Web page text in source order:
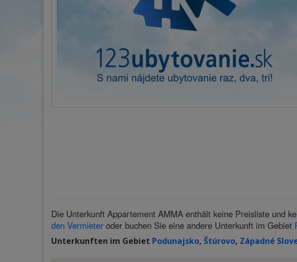
Die Unterkunft Appartement AMMA enthält keine Preisliste und
den Vermieter oder buchen Sie eine andere Unterkunft im Gebiet
Unterkunften im Gebiet Podunajsko, Štúrovo, Západné